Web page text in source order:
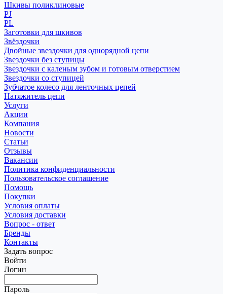
Шкивы поликлиновые
PJ
PL
Заготовки для шкивов
Звёздочки
Двойные звездочки для однорядной цепи
Звездочки без ступицы
Звездочки с каленым зубом и готовым отверстием
Звездочки со ступицей
Зубчатое колесо для ленточных цепей
Натяжитель цепи
Услуги
Акции
Компания
Новости
Статьи
Отзывы
Вакансии
Политика конфиденциальности
Пользовательское соглашение
Помощь
Покупки
Условия оплаты
Условия доставки
Вопрос - ответ
Бренды
Контакты
Задать вопрос
Войти
Логин
Пароль